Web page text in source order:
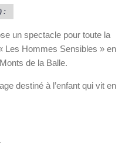
:
un spectacle pour toute la
Les Hommes Sensibles » en
de la Balle.
destiné à l’enfant qui vit en